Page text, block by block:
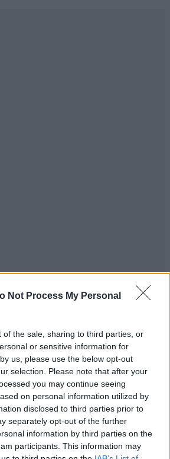
Not Process My Personal
of the sale, sharing to third parties, or
or sensitive information for
us, please use the below opt-out
selection. Please note that after your
you may continue seeing
on personal information utilized by
disclosed to third parties prior to
separately opt-out of the further
information by third parties on the
participants. This information may